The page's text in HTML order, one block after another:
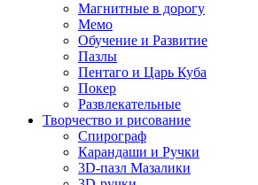
Магнитные в дорогу
Мемо
Обучение и Развитие
Пазлы
Пентаго и Царь Куба
Покер
Развлекательные
Творчество и рисование
Спирограф
Карандаши и Ручки
3D-пазл Мазалики